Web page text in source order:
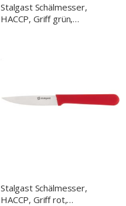
Stalgast Schälmesser,
HACCP, Griff grün,
Stalgast Schälmesser,
HACCP, Griff rot,